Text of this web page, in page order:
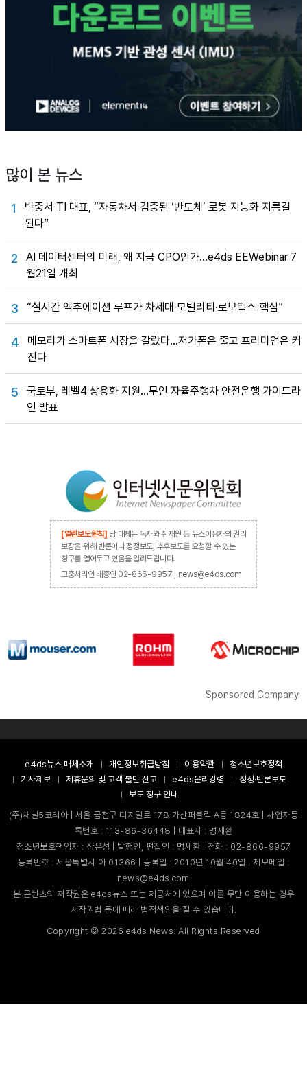
많이 본 뉴스
1
박중서 TI 대표, “자동차서 검증된 ‘반도체’ 로봇 지능화 지름길
된다”
2
AI 데이터센터의 미래, 왜 지금 CPO인가…e4ds EEWebinar 7
월21일 개최
3 “실시간 액추에이션 루프가 차세대 모빌리티·로보틱스 핵심”
4
메모리가 스마트폰 시장을 갈랐다…저가폰은 줄고 프리미엄은 커
진다
5
국토부, 레벨4 상용화 지원…무인 자율주행차 안전운행 가이드라
인 발표
[열린보도원칙] 당 매체는 독자와 취재원 등 뉴스이용자의 권리
보장을 위해 반론이나 정정보도, 추후보도를 요청할 수 있는
창구를 열어두고 있음을 알려드립니다.
고충처리인 배종인 02-866-9957 , news@e4ds.com
Sponsored Company
e4ds뉴스 매체소개 개인정보취급방침 이용약관
청소년보호정책
기사제보
제휴문의 및 고객 불만 신고 e4ds윤리강령
정정·반론보도
보도 청구 안내
(주)채널5코리아 | 서울 금천구 디지털로 178 가산퍼블릭 A동 1824호 | 사업자등
록번호 : 113-86-36448 | 대표자 : 명세환
청소년보호책임자 : 장은성 | 발행인, 편집인 : 명세환 | 전화 : 02-866-9957
등록번호 : 서울특별시 아 01366 | 등록일 : 2010년 10월 40일 | 제보메일 :
news@e4ds.com
본 콘텐츠의 저작권은 e4ds뉴스 또는 제공처에 있으며 이를 무단 이용하는 경우
저작권법 등에 따라 법적책임을 질 수 있습니다.
Copyright ©2026 e4ds News. All Rights Reserved